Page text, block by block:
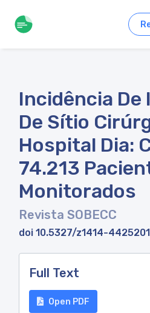
Incidência De
De Sítio
Hospital Dia:
74.213
Monitorados
Revista SOBECC
doi 10.5327/z1414-
Full Text
Open PDF